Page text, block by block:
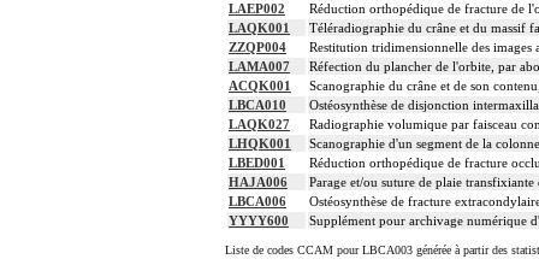
LAEP002
Réduction orthopédique de fracture de
LAQK001
Téléradiographie du crâne et du massif
ZZQP004
Restitution tridimensionnelle des images
LAMA007
Réfection du plancher de l'orbite, par
ACQK001
Scanographie du crâne et de son
LBCA010
Ostéosynthèse de disjonction
LAQK027
Radiographie volumique par faisceau
LHQK001
Scanographie d'un segment de la
LBED001
Réduction orthopédique de fracture
HAJA006
Parage et/ou suture de plaie transfixiante
LBCA006
Ostéosynthèse de fracture
YYYY600
Supplément pour archivage numérique
Liste de codes CCAM pour LBCA003 générée à partir des